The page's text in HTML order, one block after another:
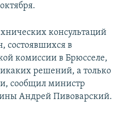
консультаций
состоявшихся в
комиссии в Брюсселе,
решений, а только
сообщил министр
Андрей Пивоварский.